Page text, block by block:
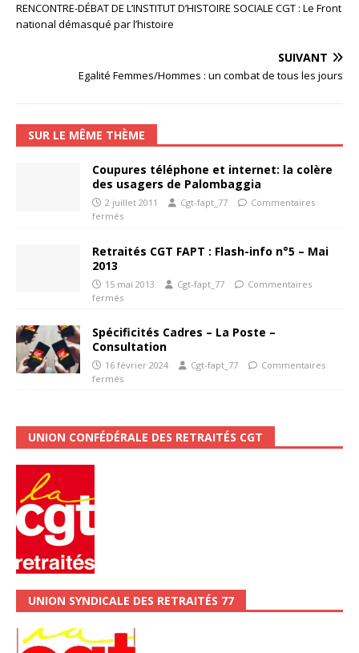
RENCONTRE-DÉBAT DE L’INSTITUT D’HISTOIRE SOCIALE CGT : Le Front
national démasqué par l’histoire
SUIVANT
Egalité Femmes/Hommes : un combat de tous les jours
SUR LE MÊME THÈME
Coupures téléphone et internet: la colère
des usagers de Palombaggia
2 juillet 2011 Cgt-fapt_77
Commentaires
fermés
Retraités CGT FAPT : Flash-info n°5 – Mai
2013
15 mai 2013 Cgt-fapt_77
Commentaires
fermés
Spécificités Cadres – La Poste –
Consultation
16 février 2024 Cgt-fapt_77
Commentaires
fermés
UNION CONFÉDÉRALE DES RETRAITÉS CGT
UNION SYNDICALE DES RETRAITÉS 77